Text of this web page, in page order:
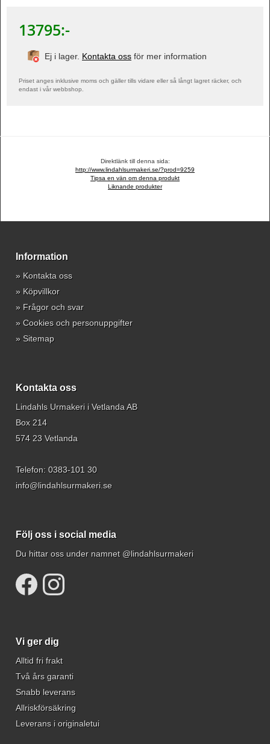
13795:-
Ej i lager. Kontakta oss för mer information
Priset anges inklusive moms och gäller tills vidare eller så långt lagret räcker, och
endast i vår webbshop.
Direktlänk till denna sida:
http://www.lindahlsurmakeri.se/?prod=9259
Tipsa en vän om denna produkt
Liknande produkter
Information
» Kontakta oss
» Köpvillkor
» Frågor och svar
» Cookies och personuppgifter
» Sitemap
Kontakta oss
Lindahls Urmakeri i Vetlanda AB
Box 214
574 23 Vetlanda
Telefon: 0383-101 30
info@lindahlsurmakeri.se
Följ oss i social media
Du hittar oss under namnet @lindahlsurmakeri
Vi ger dig
Alltid fri frakt
Två års garanti
Snabb leverans
Allriskförsäkring
Leverans i originaletui